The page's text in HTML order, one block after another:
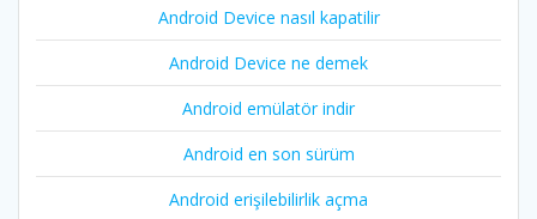
Android Device nasıl kapatilir
Android Device ne demek
Android emülatör indir
Android en son sürüm
Android erişilebilirlik açma